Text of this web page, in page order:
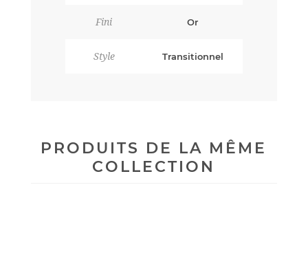
Fini Or
Style Transitionnel
PRODUITS DE LA MÊME
COLLECTION